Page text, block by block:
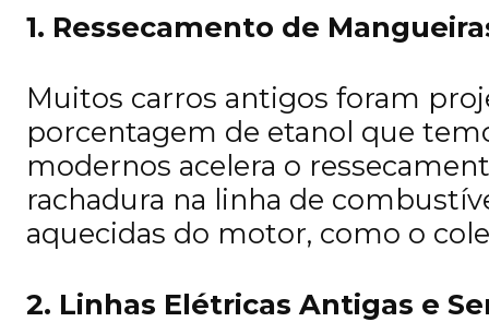
1. Ressecamento de
Muitos carros antigos foram
porcentagem de etanol que
modernos acelera o
rachadura na linha de
aquecidas do motor, como o
2. Linhas Elétricas Antigas e